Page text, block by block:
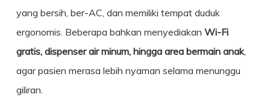
yang bersih, ber-AC, dan memiliki tempat duduk
ergonomis. Beberapa bahkan menyediakan Wi-Fi
gratis, dispenser air minum, hingga area bermain anak,
agar pasien merasa lebih nyaman selama menunggu
giliran.